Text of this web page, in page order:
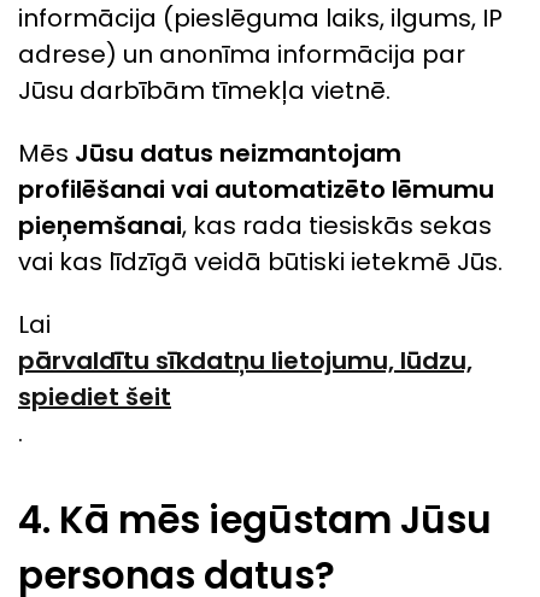
informācija (pieslēguma laiks, ilgums, IP
adrese) un anonīma informācija par
Jūsu darbībām tīmekļa vietnē.
Mēs Jūsu datus neizmantojam
profilēšanai vai automatizēto lēmumu
pieņemšanai, kas rada tiesiskās sekas
vai kas līdzīgā veidā būtiski ietekmē Jūs.
Lai
pārvaldītu sīkdatņu lietojumu, lūdzu,
spiediet šeit
.
4. Kā mēs iegūstam Jūsu
personas datus?